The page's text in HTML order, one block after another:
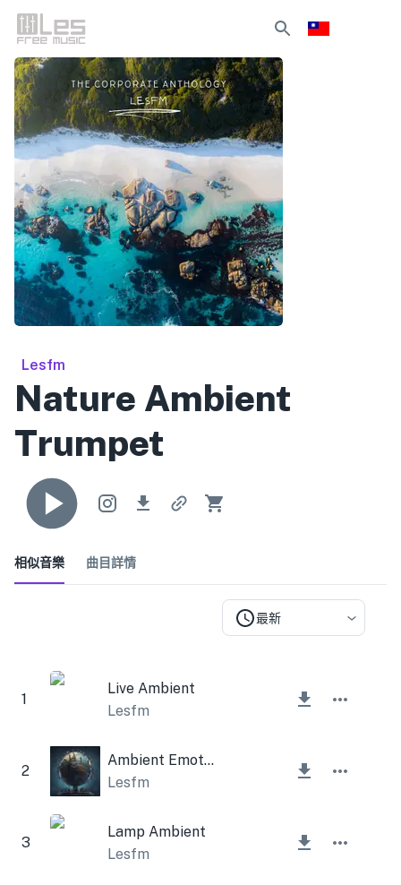
Lesfm
Nature Ambient
Trumpet
相似音樂 曲目詳情
最新
1
Live Ambient
Lesfm
2
Ambient Emotional Sad
Lesfm
3
Lamp Ambient
Lesfm